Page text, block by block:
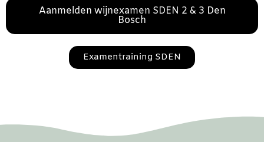
Aanmelden wijnexamen SDEN 2 & 3 Den
Bosch
Examentraining SDEN